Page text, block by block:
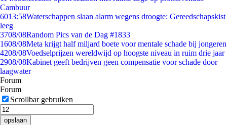
Cambuur
6013:58Waterschappen slaan alarm wegens droogte: Gereedschapskist
leeg
3708/08Random Pics van de Dag #1833
1608/08Meta krijgt half miljard boete voor mentale schade bij jongeren
4208/08Voedselprijzen wereldwijd op hoogste niveau in ruim drie jaar
2908/08Kabinet geeft bedrijven geen compensatie voor schade door
laagwater
Forum
Forum
Scrollbar gebruiken
opslaan